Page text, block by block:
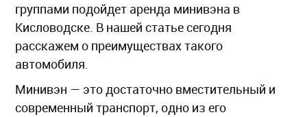
группами подойдет аренда минивэна в
Кисловодске. В нашей статье сегодня
расскажем о преимуществах такого
автомобиля.
Минивэн — это достаточно вместительный и
современный транспорт, одно из его